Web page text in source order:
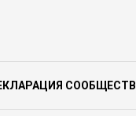
за лицом: